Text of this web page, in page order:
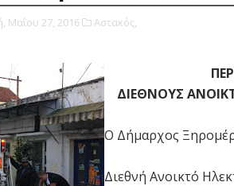
Μαΐου 27, 2016 Αστακός,
ΔΙΕΘΝΟΥΣ
Ο Δήμαρχος
Διεθνή Ανοικτό